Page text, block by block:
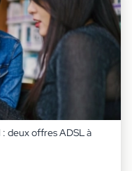
deux offres ADSL à